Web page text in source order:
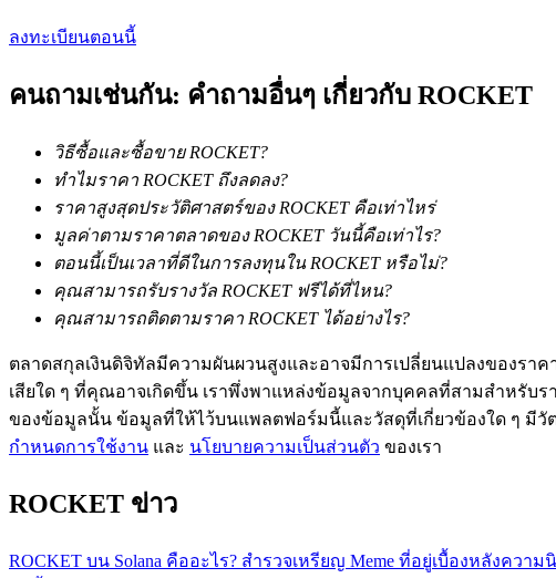
เป็นเทรดเดอร์คัดลอก
เพลิดเพลินกับการแบ่งปันผลกำไรและค่าคอมมิชชั่นการคัดลอกกา
การวิเคราะห์ข้อมูลขนาดใหญ่ รวมถึงข้อมูลการค้า ฯลฯ
ลงทะเบียนตอนนี้
คนถามเช่นกัน: คำถามอื่นๆ เกี่ยวกับ ROCKET
วิธีซื้อและซื้อขาย ROCKET?
ทำไมราคา ROCKET ถึงลดลง?
ราคาสูงสุดประวัติศาสตร์ของ ROCKET คือเท่าไหร่
มูลค่าตามราคาตลาดของ ROCKET วันนี้คือเท่าไร?
ตอนนี้เป็นเวลาที่ดีในการลงทุนใน ROCKET หรือไม่?
คุณสามารถรับรางวัล ROCKET ฟรีได้ที่ไหน?
คุณสามารถติดตามราคา ROCKET ได้อย่างไร?
ตลาดสกุลเงินดิจิทัลมีความผันผวนสูงและอาจมีการเปลี่ยนแปลงของรา
เสียใด ๆ ที่คุณอาจเกิดขึ้น เราพึ่งพาแหล่งข้อมูลจากบุคคลที่สามสำหรับ
ของข้อมูลนั้น ข้อมูลที่ให้ไว้บนแพลตฟอร์มนี้และวัสดุที่เกี่ยวข้องใด ๆ มีวั
กำหนดการใช้งาน และ นโยบายความเป็นส่วนตัว ของเรา
ROCKET ข่าว
ROCKET บน Solana คืออะไร? สำรวจเหรียญ Meme ที่อยู่เบื้องหลังควา